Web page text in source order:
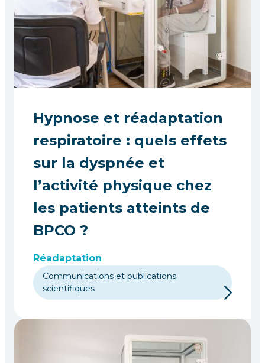
Hypnose et réadaptation
respiratoire : quels effets
sur la dyspnée et
l’activité physique chez
les patients atteints de
BPCO ?
Réadaptation
Communications et publications
scientifiques